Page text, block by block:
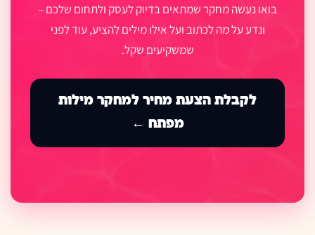
בואו נעשה מחקר שמתאים בדיוק לעסק ולתחום שלכם –
ונדע על מה לכתוב ועל אילו מילים להציע, עוד לפני
שמשקיעים שקל.
לקבלת הצעת מחיר למחקר מילות
מפתח ←